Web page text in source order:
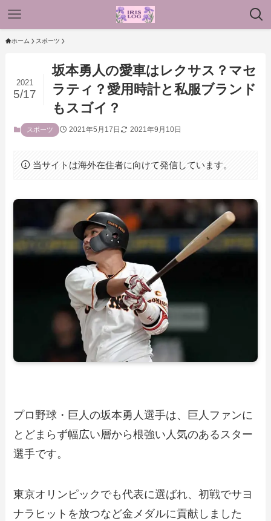
ホーム スポーツ
坂本勇人の愛車はレクサス？マセ
ラティ？愛用時計と私服ブランド
もスゴイ？
2021
5/17
スポーツ 2021年5月17日 2021年9月10日
当サイトは海外在住者に向けて発信しています。
プロ野球・巨人の坂本勇人選手は、巨人ファンに
とどまらず幅広い層から根強い人気のあるスター
選手です。
東京オリンピックでも代表に選ばれ、初戦でサヨ
ナラヒットを放つなど金メダルに貢献しました